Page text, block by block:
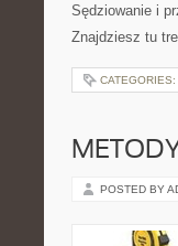
Sędziowanie i
Znajdziesz tu
CATEGORIES:
POSTED BY